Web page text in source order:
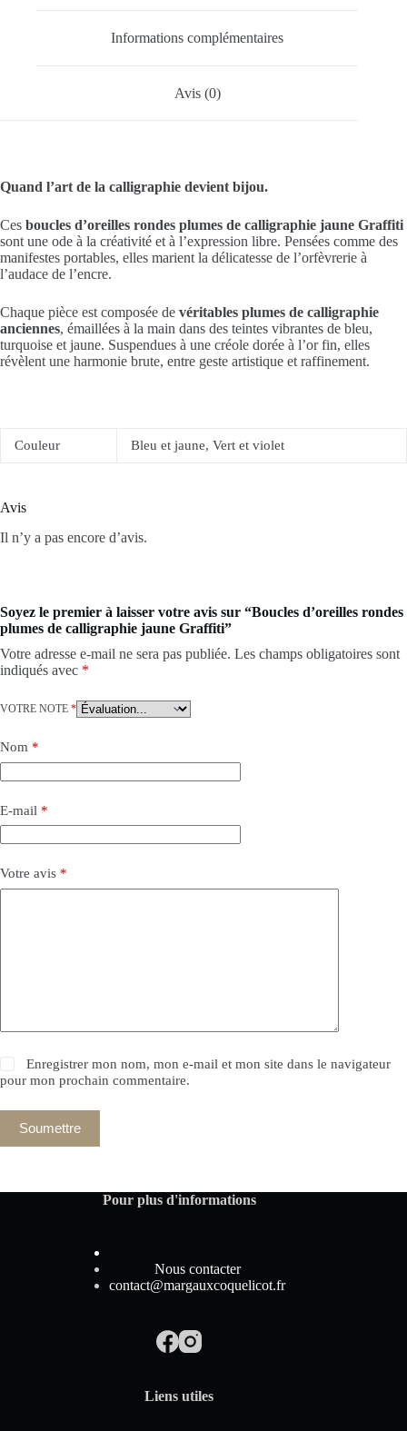
Informations complémentaires
Avis (0)
Quand l’art de la calligraphie devient bijou.
Ces boucles d’oreilles rondes plumes de calligraphie jaune Graffiti
sont une ode à la créativité et à l’expression libre. Pensées comme des
manifestes portables, elles marient la délicatesse de l’orfèvrerie à
l’audace de l’encre.
Chaque pièce est composée de véritables plumes de calligraphie
anciennes, émaillées à la main dans des teintes vibrantes de bleu,
turquoise et jaune. Suspendues à une créole dorée à l’or fin, elles
révèlent une harmonie brute, entre geste artistique et raffinement.
Couleur Bleu et jaune, Vert et violet
Avis
Il n’y a pas encore d’avis.
Soyez le premier à laisser votre avis sur “Boucles d’oreilles rondes
plumes de calligraphie jaune Graffiti”
Votre adresse e-mail ne sera pas publiée. Les champs obligatoires sont
indiqués avec *
VOTRE NOTE *
Nom *
E-mail *
Votre avis *
Enregistrer mon nom, mon e-mail et mon site dans le navigateur
pour mon prochain commentaire.
Soumettre
Pour plus d'informations
Nous contacter
contact@margauxcoquelicot.fr
Liens utiles